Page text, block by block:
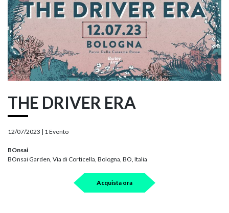
THE DRIVER ERA
12/07/2023 | 1 Evento
BOnsai
BOnsai Garden, Via di Corticella, Bologna, BO, Italia
Acquista ora